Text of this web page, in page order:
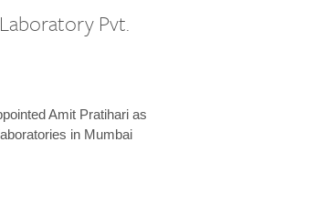
Pvt.
Amit Pratihari as
in Mumbai